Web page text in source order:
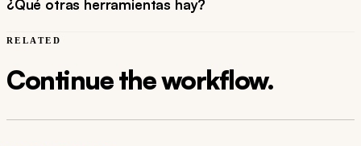
¿Qué otras herramientas hay?
RELATED
Continue the workflow.